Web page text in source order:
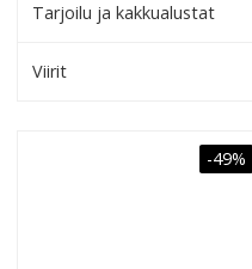
Tarjoilu ja kakkualustat
Viirit
-49%